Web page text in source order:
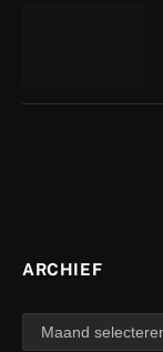
ARCHIEF
archief